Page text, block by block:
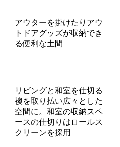
アウターを掛けたりアウ
トドアグッズが収納でき
る便利な土間
リビングと和室を仕切る
襖を取り払い広々とした
空間に。和室の収納スペ
ースの仕切りはロールス
クリーンを採用